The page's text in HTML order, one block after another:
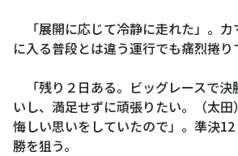
「展開に応じて冷静に走れた」。カ
に入る普段とは違う運行でも痛烈捲り
「残り２日ある。ビッグレースで決
いし、満足せずに頑張りたい。（太
悔しい思いをしていたので」。準決
勝を狙う。